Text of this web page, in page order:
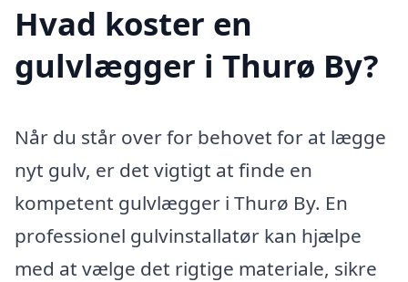
Hvad koster en
gulvlægger i Thurø By?
Når du står over for behovet for at lægge
nyt gulv, er det vigtigt at finde en
kompetent gulvlægger i Thurø By. En
professionel gulvinstallatør kan hjælpe
med at vælge det rigtige materiale, sikre